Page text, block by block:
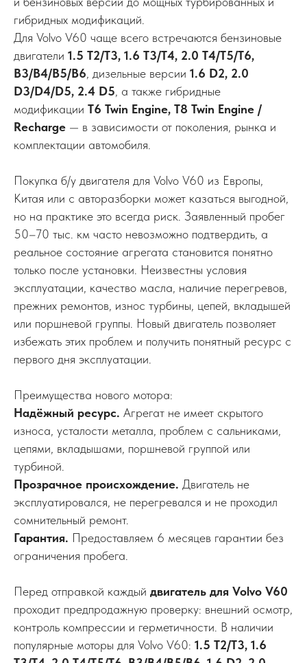
гибридных модификаций.
Для Volvo V60 чаще всего встречаются бензиновые
двигатели 1.5 T2/T3, 1.6 T3/T4, 2.0 T4/T5/T6,
B3/B4/B5/B6 , дизельные версии 1.6 D2, 2.0
D3/D4/D5, 2.4 D5 , а также гибридные
модификации T6 Twin Engine, T8 Twin Engine /
Recharge — в зависимости от поколения, рынка и
комплектации автомобиля.
Покупка б/у двигателя для Volvo V60 из Европы,
Китая или с авторазборки может казаться выгодной,
но на практике это всегда риск. Заявленный пробег
50–70 тыс. км часто невозможно подтвердить, а
реальное состояние агрегата становится понятно
только после установки. Неизвестны условия
эксплуатации, качество масла, наличие перегревов,
прежних ремонтов, износ турбины, цепей, вкладышей
или поршневой группы. Новый двигатель позволяет
избежать этих проблем и получить понятный ресурс с
первого дня эксплуатации.
Преимущества нового мотора:
Надёжный ресурс. Агрегат не имеет скрытого
износа, усталости металла, проблем с сальниками,
цепями, вкладышами, поршневой группой или
турбиной.
Прозрачное происхождение. Двигатель не
эксплуатировался, не перегревался и не проходил
сомнительный ремонт.
Гарантия. Предоставляем 6 месяцев гарантии без
ограничения пробега.
Перед отправкой каждый двигатель для Volvo V60
проходит предпродажную проверку: внешний осмотр,
контроль компрессии и герметичности. В наличии
популярные моторы для Volvo V60: 1.5 T2/T3, 1.6